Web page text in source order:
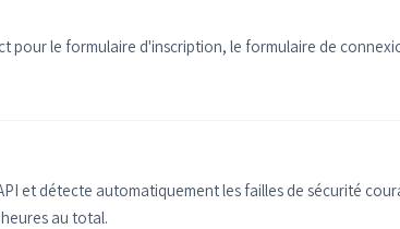
pour le formulaire d'inscription, le formulaire de
et détecte automatiquement les failles de sécurité
au total.